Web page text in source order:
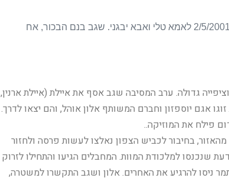
משפחת קיז'נר מונה 5 נפשות. שגב נולד בחיפה ב-2/5/2001 לאמא טלי ואבא יבגני. שגב בנם הבכור, אח
גדולה. ערב המסיבה שגב אסף את איילת (איילת ארנין,
עם בת זוגו אגם יוספזון וחברם המשותף אלון אוהל, והם יצאו לדרך.
בחיבור לכביש הצפון נאלצו לעשות פרסה ולחזור
שנכנסו למלכודת המוות. המחבלים הגיעו והתחילו לזרוק
ניסו להרגיע את האחרים. אלון ושגב התקשרו למשטרה,